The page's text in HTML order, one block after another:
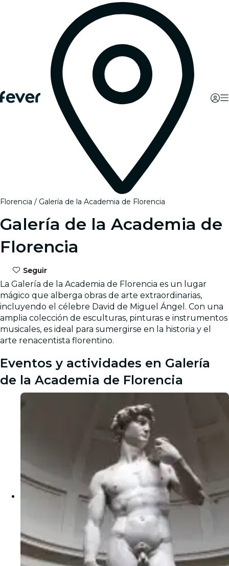
Florencia Galería de la Academia de Florencia
Galería de la Academia de
Florencia
Seguir
La Galería de la Academia de Florencia es un lugar
mágico que alberga obras de arte extraordinarias,
incluyendo el célebre David de Miguel Ángel. Con una
amplia colección de esculturas, pinturas e instrumentos
musicales, es ideal para sumergirse en la historia y el
arte renacentista florentino.
Eventos y actividades en Galería
de la Academia de Florencia